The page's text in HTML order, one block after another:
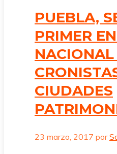
PUEBLA,
PRIMER
NACIONAL
CIUDADES
23 marzo, 2017 por